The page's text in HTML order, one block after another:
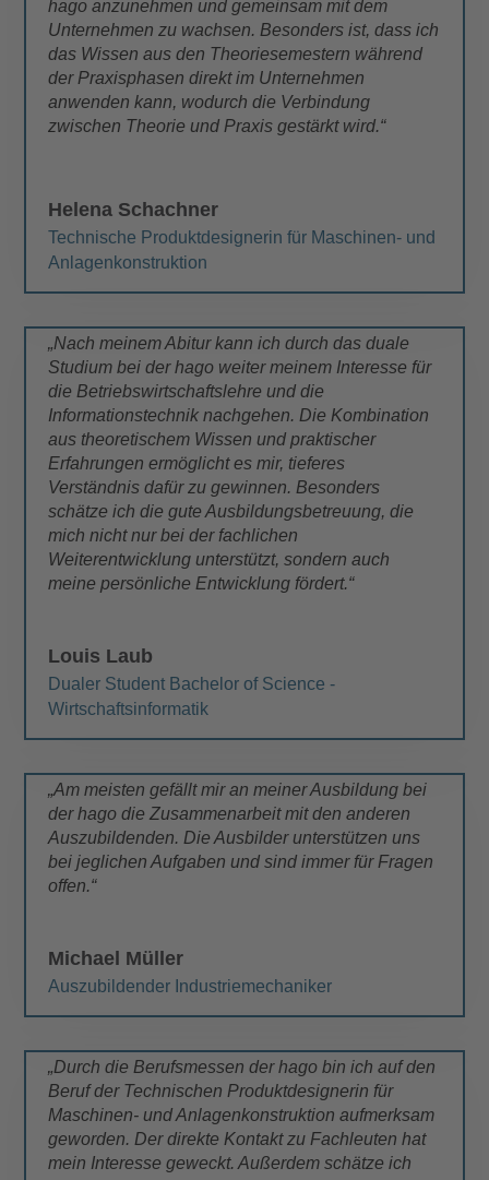
hago anzunehmen und gemeinsam mit dem
Unternehmen zu wachsen. Besonders ist, dass ich
das Wissen aus den Theoriesemestern während
der Praxisphasen direkt im Unternehmen
anwenden kann, wodurch die Verbindung
zwischen Theorie und Praxis gestärkt wird.“
Helena Schachner
Technische Produktdesignerin für Maschinen- und
Anlagenkonstruktion
„Nach meinem Abitur kann ich durch das duale
Studium bei der hago weiter meinem Interesse für
die Betriebswirtschaftslehre und die
Informationstechnik nachgehen. Die Kombination
aus theoretischem Wissen und praktischer
Erfahrungen ermöglicht es mir, tieferes
Verständnis dafür zu gewinnen. Besonders
schätze ich die gute Ausbildungsbetreuung, die
mich nicht nur bei der fachlichen
Weiterentwicklung unterstützt, sondern auch
meine persönliche Entwicklung fördert.“
Louis Laub
Dualer Student Bachelor of Science -
Wirtschaftsinformatik
„Am meisten gefällt mir an meiner Ausbildung bei
der hago die Zusammenarbeit mit den anderen
Auszubildenden. Die Ausbilder unterstützen uns
bei jeglichen Aufgaben und sind immer für Fragen
offen.“
Michael Müller
Auszubildender Industriemechaniker
„Durch die Berufsmessen der hago bin ich auf den
Beruf der Technischen Produktdesignerin für
Maschinen- und Anlagenkonstruktion aufmerksam
geworden. Der direkte Kontakt zu Fachleuten hat
mein Interesse geweckt. Außerdem schätze ich